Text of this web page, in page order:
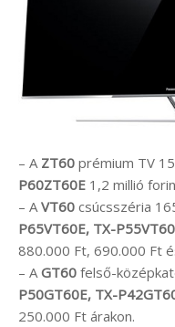
– A ZT60 prémium TV
P60ZT60E 1,2 millió
– AVT60 csúcsszéria
P65VT60E, TX-
880.000 Ft, 690.000 Ft
– AGT60 felső-
P50GT60E, TX-
250.000 Ft árakon.